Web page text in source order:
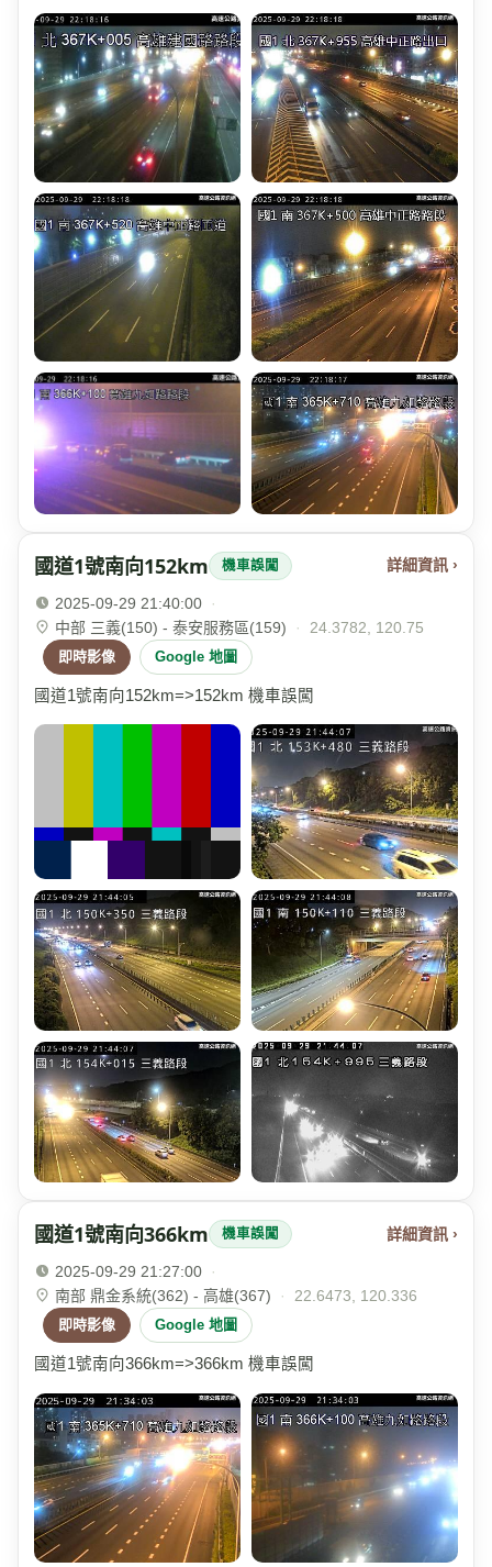
國道1號南向152km 機車誤闖 詳細資訊 ›
2025-09-29 21:40:00
·
中部 三義(150) - 泰安服務區(159)
· 24.3782, 120.75
即時影像 Google 地圖
國道1號南向152km=>152km 機車誤闖
國道1號南向366km 機車誤闖 詳細資訊 ›
2025-09-29 21:27:00
·
南部 鼎金系統(362) - 高雄(367)
· 22.6473, 120.336
即時影像 Google 地圖
國道1號南向366km=>366km 機車誤闖